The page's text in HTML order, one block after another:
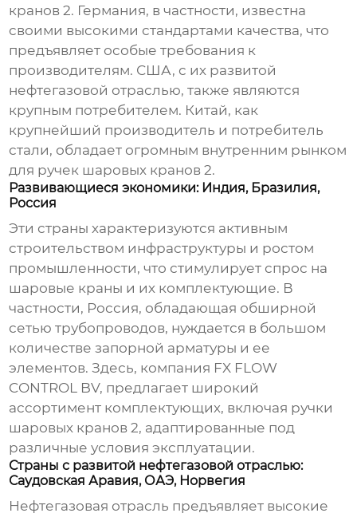
кранов 2. Германия, в частности, известна
своими высокими стандартами качества, что
предъявляет особые требования к
производителям. США, с их развитой
нефтегазовой отраслью, также являются
крупным потребителем. Китай, как
крупнейший производитель и потребитель
стали, обладает огромным внутренним рынком
для ручек шаровых кранов 2.
Развивающиеся экономики: Индия, Бразилия,
Россия
Эти страны характеризуются активным
строительством инфраструктуры и ростом
промышленности, что стимулирует спрос на
шаровые краны и их комплектующие. В
частности, Россия, обладающая обширной
сетью трубопроводов, нуждается в большом
количестве запорной арматуры и ее
элементов. Здесь, компания FX FLOW
CONTROL BV, предлагает широкий
ассортимент комплектующих, включая ручки
шаровых кранов 2, адаптированные под
различные условия эксплуатации.
Страны с развитой нефтегазовой отраслью:
Саудовская Аравия, ОАЭ, Норвегия
Нефтегазовая отрасль предъявляет высокие